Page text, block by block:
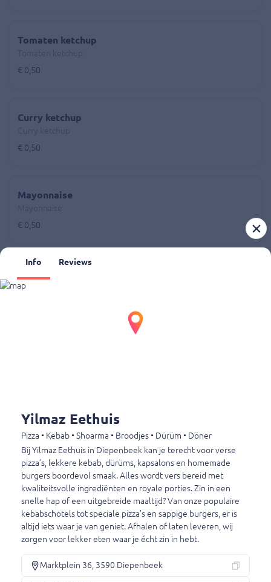
Tomaten ketchup
€ 0,50
Curry ketchup
€ 0,50
Mayonnaise
€ 0,50
Desserten
Dranken
Dranken
Coca-Cola 33cl
0.33l, € 7,58/1l
€ 2,50
Coca-Cola zero 33cl
Info Reviews
Yilmaz Eethuis
Pizza • Kebab • Shoarma • Broodjes • Dürüm • Döner
Bij Yilmaz Eethuis in Diepenbeek kan je terecht voor verse
pizza’s, lekkere kebab, dürüms, kapsalons en homemade
burgers boordevol smaak. Alles wordt vers bereid met
kwaliteitsvolle ingrediënten en royale porties. Zin in een
snelle hap of een uitgebreide maaltijd? Van onze populaire
kebabschotels tot speciale pizza’s en sappige burgers, er is
altijd iets waar je van geniet. Afhalen of laten leveren, wij
zorgen voor lekker eten waar je écht zin in hebt.
Marktplein 36, 3590 Diepenbeek